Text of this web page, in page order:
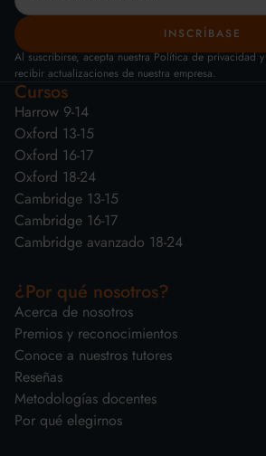
Al suscribirse, acepta nuestra Política de privacidad
recibir actualizaciones de nuestra empresa.
Cursos
Harrow 9-14
Oxford 13-15
Oxford 16-17
Oxford 18-24
Cambridge 13-15
Cambridge 16-17
Cambridge avanzado 18-24
¿Por qué nosotros?
Acerca de nosotros
Premios y reconocimientos
Conoce a nuestros tutores
Reseñas
Metodologías docentes
Por qué elegirnos